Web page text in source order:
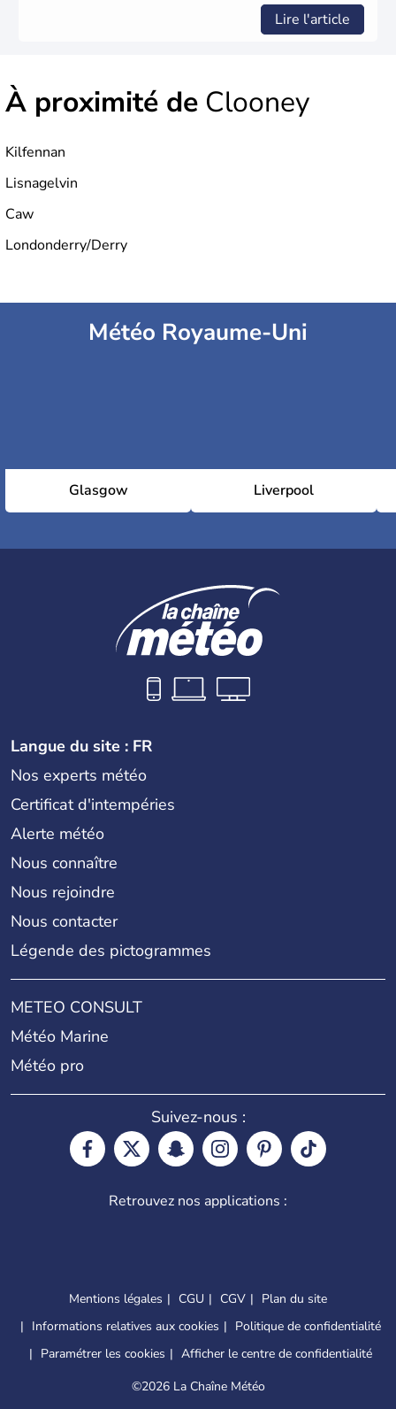
Lire l'article
À proximité de Clooney
Kilfennan
Lisnagelvin
Caw
Londonderry/Derry
Météo Royaume-Uni
Glasgow Liverpool
Langue du site : FR
Nos experts météo
Certificat d'intempéries
Alerte météo
Nous connaître
Nous rejoindre
Nous contacter
Légende des pictogrammes
METEO CONSULT
Météo Marine
Météo pro
Suivez-nous :
Retrouvez nos applications :
Mentions légales CGU CGV
Plan du site
Informations relatives aux cookies
Politique de confidentialité
Paramétrer les cookies
Afficher le centre de confidentialité
©2026 La Chaîne Météo